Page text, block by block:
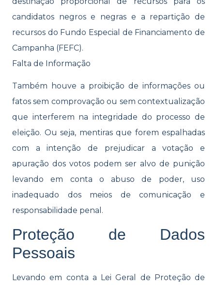
candidatos negros e negras e a repartição de
recursos do Fundo Especial de Financiamento de
Campanha (FEFC).
Falta de Informação
Também houve a proibição de informações ou
fatos sem comprovação ou sem contextualização
que interferem na integridade do processo de
eleição. Ou seja, mentiras que forem espalhadas
com a intenção de prejudicar a votação e
apuração dos votos podem ser alvo de punição
levando em conta o abuso de poder, uso
inadequado dos meios de comunicação e
responsabilidade penal.
Proteção de Dados
Pessoais
Levando em conta a Lei Geral de Proteção de